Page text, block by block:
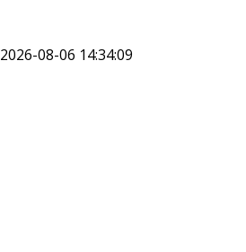
2026-08-06 14:34:09